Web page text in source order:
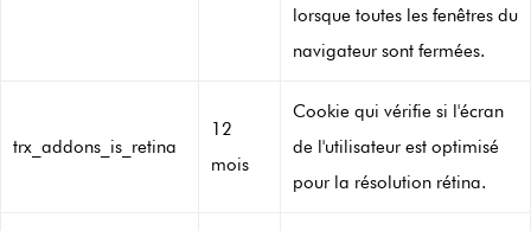
lorsque toutes les fenêtres du
navigateur sont fermées.
trx_addons_is_retina
12
mois
Cookie qui vérifie si l'écran
de l'utilisateur est optimisé
pour la résolution rétina.